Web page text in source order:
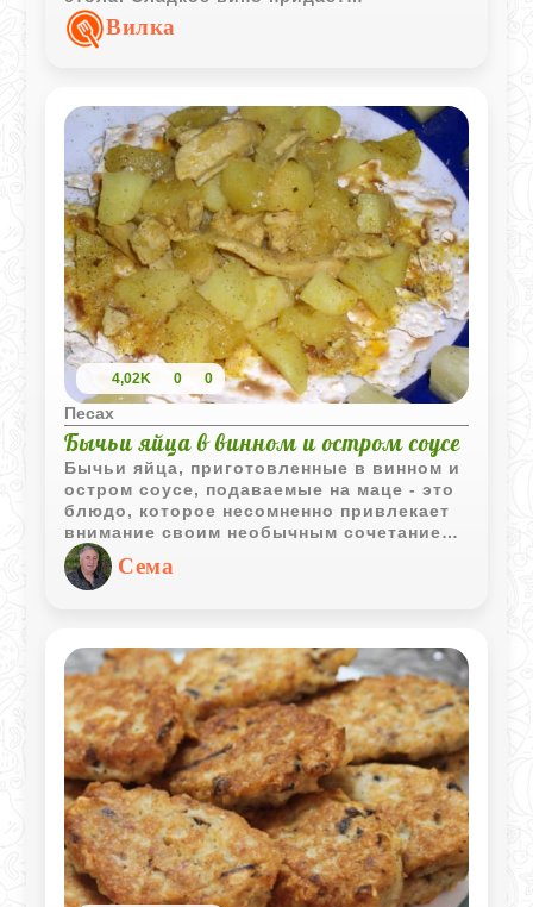
дополнительный аромат, а шоколадная
прослойка делает лакомство особенно
Вилка
4,02K 0 0
Песах
Бычьи яйца в винном и остром соусе
Бычьи яйца, приготовленные в винном и
остром соусе, подаваемые на маце - это
блюдо, которое несомненно привлекает
внимание своим необычным сочетанием
ингредиентов и вкусов.
Сема